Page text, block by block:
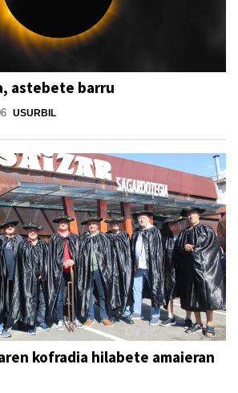
astebete barru
USURBIL
kofradia hilabete amaieran